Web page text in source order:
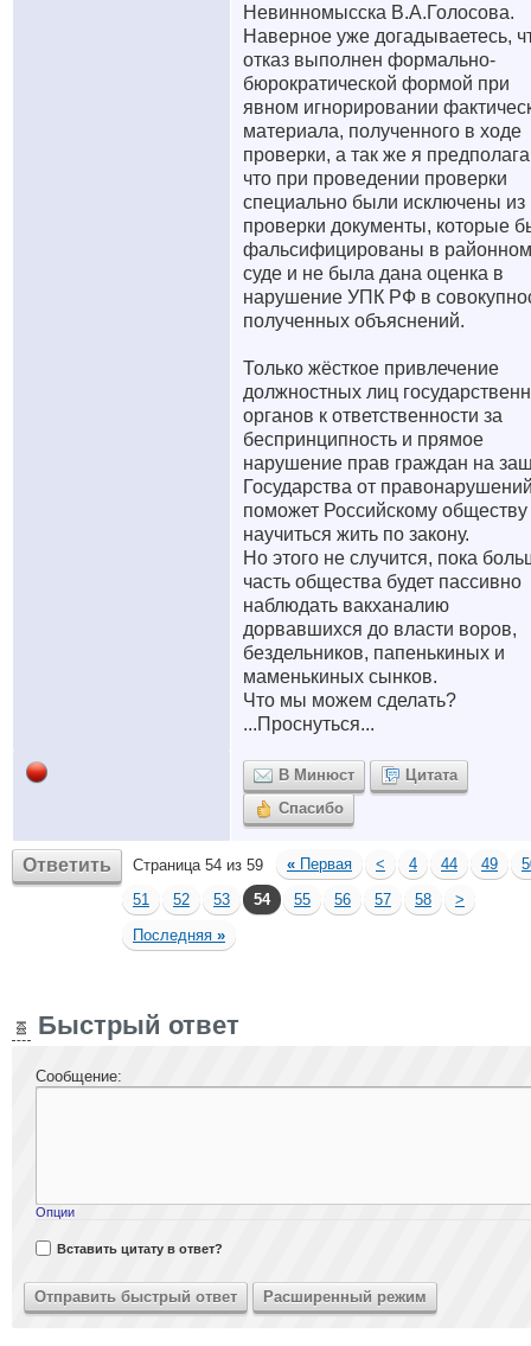
Невинномысска В.А.Голосова.
Наверное уже догадываетесь,
отказ выполнен формально-
бюрократической формой при
явном игнорировании
материала, полученного в ходе
проверки, а так же я
что при проведении проверки
специально были исключены из
проверки документы, которые
фальсифицированы в районном
суде и не была дана оценка в
нарушение УПК РФ в
полученных объяснений.
Только жёсткое привлечение
должностных лиц
органов к ответственности за
беспринципность и прямое
нарушение прав граждан на
Государства от
поможет Российскому обществу
научиться жить по закону.
Но этого не случится, пока
часть общества будет пассивно
наблюдать вакханалию
дорвавшихся до власти воров,
бездельников, папенькиных и
маменькиных сынков.
Что мы можем сделать?
...Проснуться...
В Минюст
Цитата
Спасибо
Ответить Страница 54 из 59 « Первая < 4 44 49
51
52 53 54 55 56 57 58
>
Последняя »
Быстрый ответ
Сообщение:
Опции
Вставить цитату в ответ?